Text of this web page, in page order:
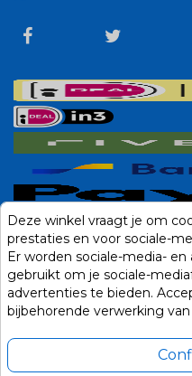
Deze winkel vraagt je om
prestaties en voor sociale-
Er worden sociale-media-
gebruikt om je sociale-
advertenties te bieden.
bijbehorende verwerking